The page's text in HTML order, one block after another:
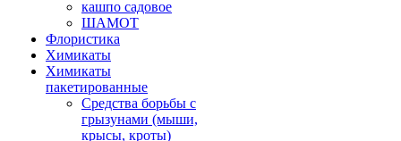
кашпо садовое
ШАМОТ
Флористика
Химикаты
Химикаты
пакетированные
Средства борьбы с
грызунами (мыши,
крысы, кроты)